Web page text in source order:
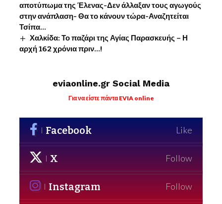
αποτύπωμα της Έλενας-Δεν άλλαξαν τους αγωγούς
στην ανάπλαση- Θα το κάνουν τώρα-Αναζητείται
Τσίπα…
Χαλκίδα: Το παζάρι της Αγίας Παρασκευής – Η
αρχή 162 χρόνια πριν…!
eviaonline.gr Social Media
Για να είστε πάντα EVIA online
Facebook Like
X Follow
Instagram Follow